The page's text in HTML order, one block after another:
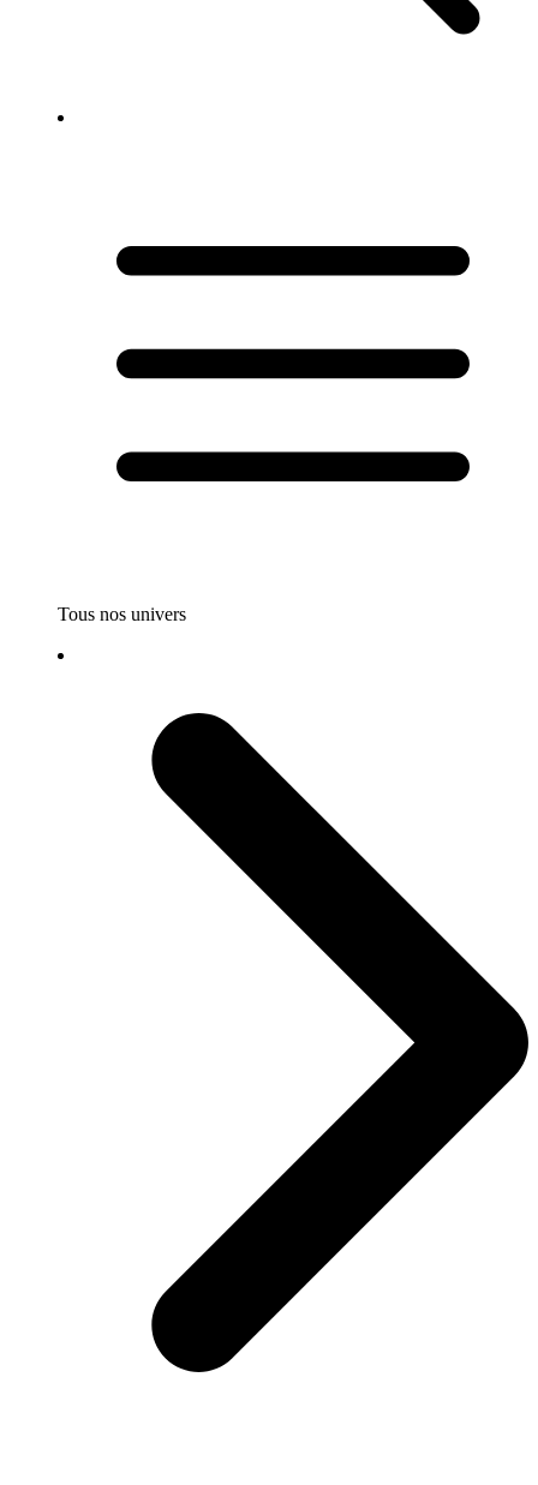
Tous nos univers